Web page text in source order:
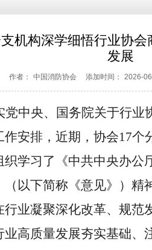
机构深学细悟行业协
发展
作者： 中国消防协会 添加时间： 2026-
党中央、国务院关于行
安排，近期，协会17个
织学习了《中共中央办公
以下简称《意见》）精
业凝聚深化改革、规范
业高质量发展夯实基础、